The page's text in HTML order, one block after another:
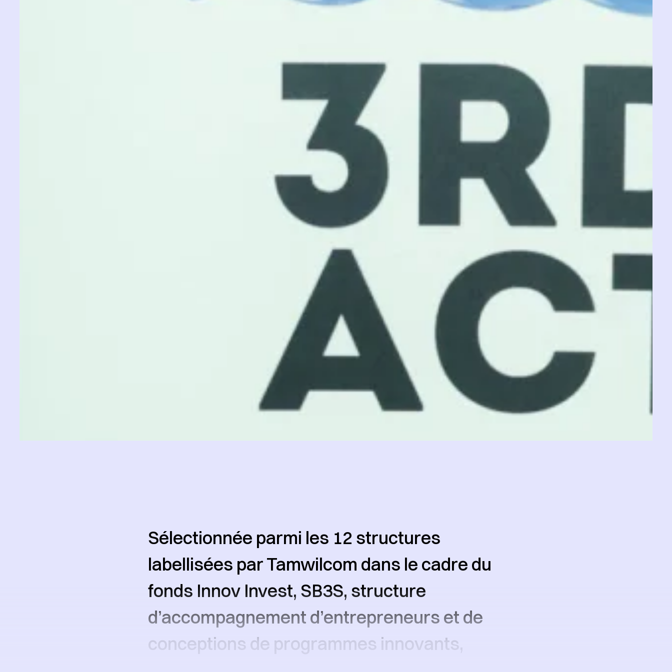
Sélectionnée parmi les 12 structures
labellisées par Tamwilcom dans le cadre du
fonds Innov Invest, SB3S, structure
d’accompagnement d’entrepreneurs et de
conceptions de programmes innovants,